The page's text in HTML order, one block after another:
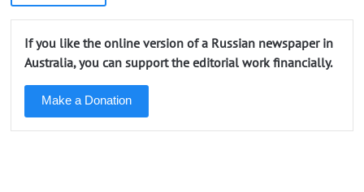
If you like the online version of a Russian newspaper in
Australia, you can support the editorial work financially.
Make a Donation